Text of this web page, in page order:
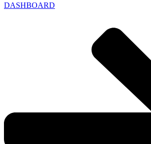
DASHBOARD